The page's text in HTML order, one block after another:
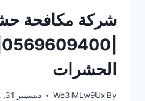
شركة مكافحة
الحشرات
By
We3lMLw9Ux ديسمبر 31, 2022